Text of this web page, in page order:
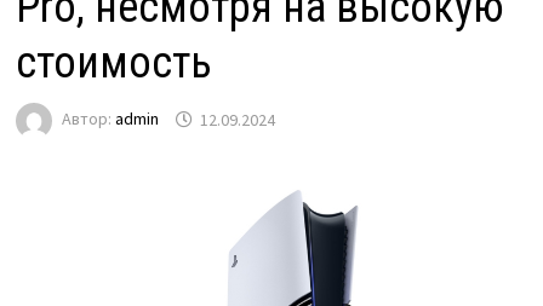
стоимость
Автор: admin 12.09.2024